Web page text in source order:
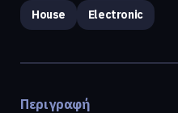
House Electronic
Περιγραφή